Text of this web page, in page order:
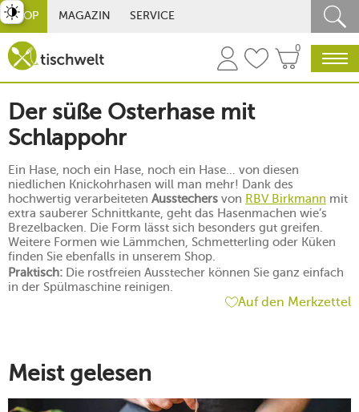
SHOP MAGAZIN SERVICE
0
Der süße Osterhase mit
Schlappohr
Ein Hase, noch ein Hase, noch ein Hase… von diesen
niedlichen Knickohrhasen will man mehr! Dank des
hochwertig verarbeiteten Ausstechers von RBV Birkmann mit
extra sauberer Schnittkante, geht das Hasenmachen wie’s
Brezelbacken. Die Form lässt sich besonders gut greifen.
Weitere Formen wie Lämmchen, Schmetterling oder Küken
finden Sie ebenfalls in unserem Shop.
Praktisch: Die rostfreien Ausstecher können Sie ganz einfach
in der Spülmaschine reinigen.
Auf den Merkzettel
Meist gelesen
umschalten